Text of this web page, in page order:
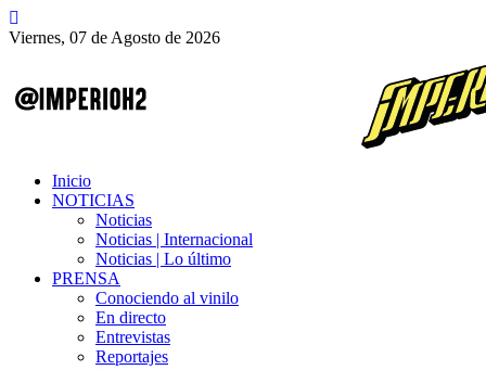
Viernes, 07 de Agosto de 2026
Inicio
NOTICIAS
Noticias
Noticias | Internacional
Noticias | Lo último
PRENSA
Conociendo al vinilo
En directo
Entrevistas
Reportajes